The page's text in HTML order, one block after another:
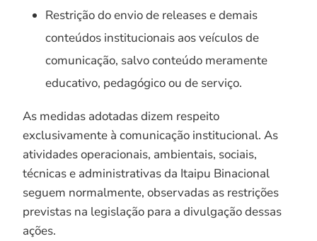
Restrição do envio de releases e demais
conteúdos institucionais aos veículos de
comunicação, salvo conteúdo meramente
educativo, pedagógico ou de serviço.
As medidas adotadas dizem respeito
exclusivamente à comunicação institucional. As
atividades operacionais, ambientais, sociais,
técnicas e administrativas da Itaipu Binacional
seguem normalmente, observadas as restrições
previstas na legislação para a divulgação dessas
ações.